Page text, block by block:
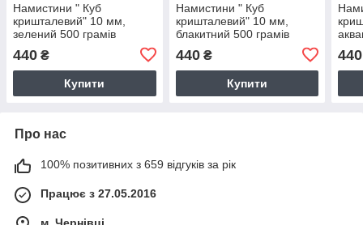
Намистини " Куб
кришталевий" 10 мм,
зелений 500 грамів
440 ₴
Купити
Намистини " Куб
кришталевий" 10 мм,
блакитний 500 грамів
440₴
Купити
440
Про нас
100% позитивних з 659 відгуків за рік
Працює з 27.05.2016